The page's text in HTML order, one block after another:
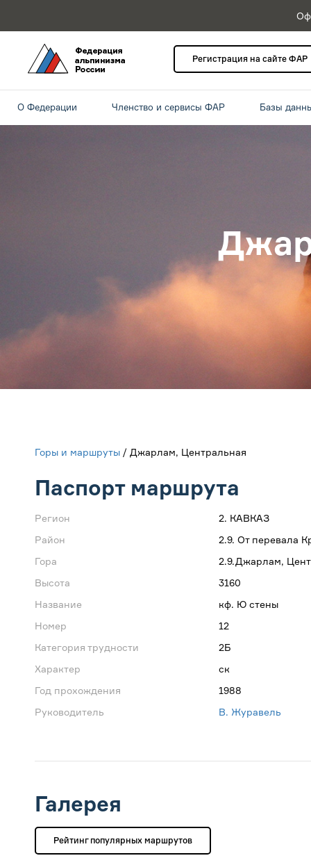
Регистрация на сайте ФАР
О Федерации Членство и сервисы ФАР Базы
Горы и маршруты / Джарлам, Центральная
Паспорт маршрута
Регион
2. КАВКАЗ
Район
2.9. От перевала
Гора
2.9.Джарлам,
Высота
3160
Название
кф. Ю стены
Номер
12
Категория трудности
2Б
Характер
ск
Год прохождения
1988
Руководитель
В. Журавель
Галерея
Рейтинг популярных маршрутов